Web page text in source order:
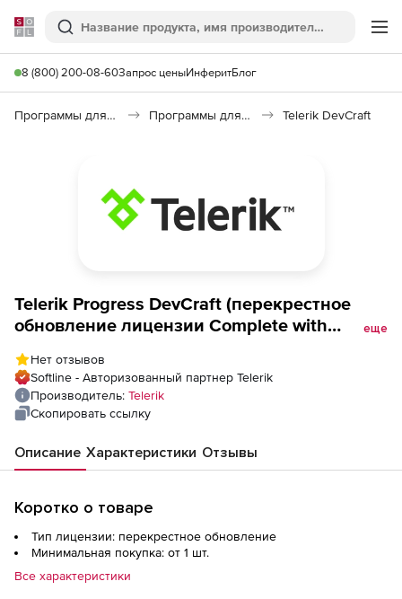
Softline
Поиск
8 (800) 200-08-60Запрос ценыИнферитБлог
Программы для программирования Программы для разработки ПО Telerik DevCraft
Telerik Progress DevCraft (перекрестное
обновление лицензии Complete with
Reporting Developer License
еще
Нет отзывов
Softline - Авторизованный партнер Telerik
Производитель: Telerik
Скопировать ссылку
Описание Характеристики Отзывы
Коротко о товаре
Тип лицензии: перекрестное обновление
Минимальная покупка: от 1 шт.
Все характеристики